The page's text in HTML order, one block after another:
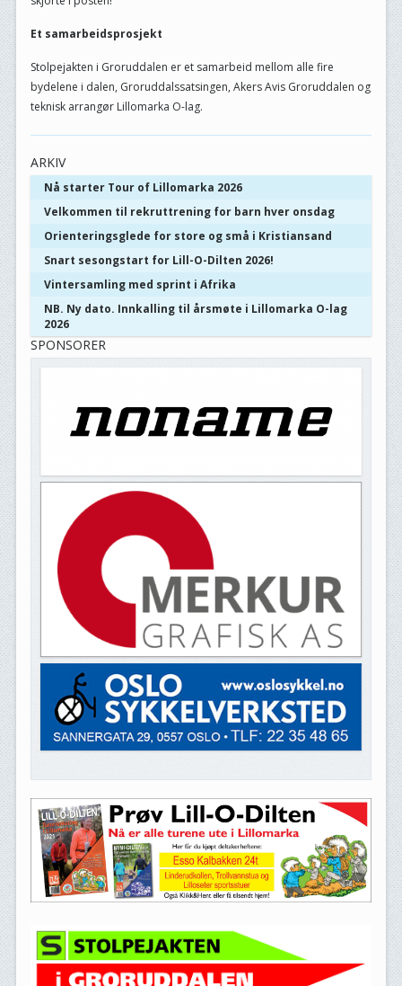
Et samarbeidsprosjekt
Stolpejakten i Groruddalen er et samarbeid mellom alle fire
bydelene i dalen, Groruddalssatsingen, Akers Avis Groruddalen og
teknisk arrangør Lillomarka O-lag.
ARKIV
Nå starter Tour of Lillomarka 2026
Velkommen til rekruttrening for barn hver onsdag
Orienteringsglede for store og små i Kristiansand
Snart sesongstart for Lill-O-Dilten 2026!
Vintersamling med sprint i Afrika
NB. Ny dato. Innkalling til årsmøte i Lillomarka O-lag
2026
SPONSORER